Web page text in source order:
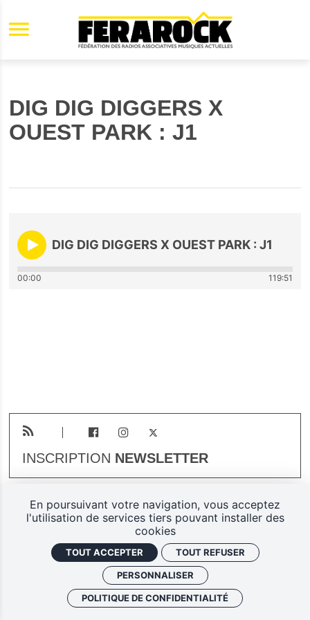
Aller au contenu principal
DIG DIG DIGGERS X
OUEST PARK : J1
DIG DIG DIGGERS X OUEST PARK : J1
00:00 119:51
INSCRIPTION NEWSLETTER
Plan du site
Mentions légales
Politique de confidentialité
Ferarock.org, une réalisation
En poursuivant votre navigation, vous acceptez
l'utilisation de services tiers pouvant installer des
cookies
TOUT ACCEPTER TOUT REFUSER
PERSONNALISER
POLITIQUE DE CONFIDENTIALITÉ